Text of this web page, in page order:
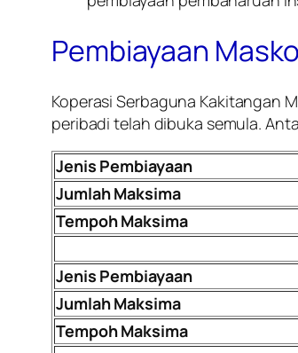
Pembiayaan
Koperasi Serbaguna Kakitangan
peribadi telah dibuka semula.
Jenis Pembiayaan
Jumlah Maksima
Tempoh Maksima
Jenis Pembiayaan
Jumlah Maksima
Tempoh Maksima